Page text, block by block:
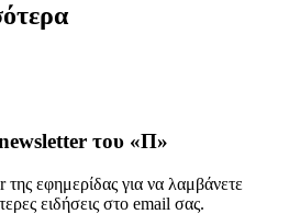
του «Π»
εφημερίδας για να λαμβάνετε
ειδήσεις στο email σας.